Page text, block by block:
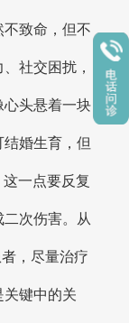
致命，但不
社交困扰，
心头悬着一块
婚生育，但
一点要反复
次伤害。从
，尽量治疗
关键中的关